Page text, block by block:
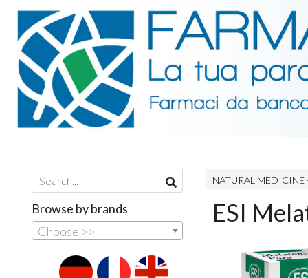
NATURAL MEDICINE
ESI
Browse by brands
Choose >>